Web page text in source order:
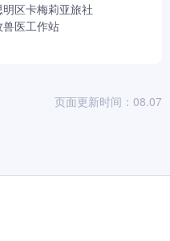
区卡梅莉亚旅社
医工作站
页面更新时间：08.07